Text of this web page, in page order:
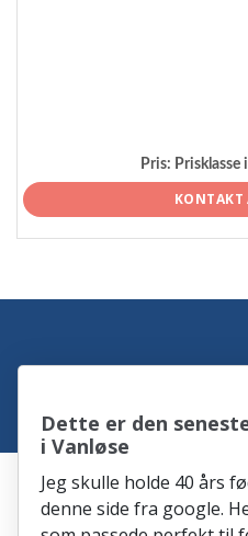
Pris: Prisklasse
KONTAKT
Dette er den
i Vanløse
Jeg skulle holde 40 års
denne side fra google.